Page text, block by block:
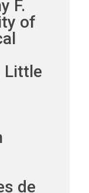
F.
of
Little
de